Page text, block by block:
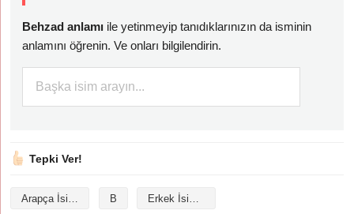
Behzad anlamı ile yetinmeyip tanıdıklarınızın da isminin
anlamını öğrenin. Ve onları bilgilendirin.
Tepki Ver!
Arapça İsimler B Erkek İsimleri